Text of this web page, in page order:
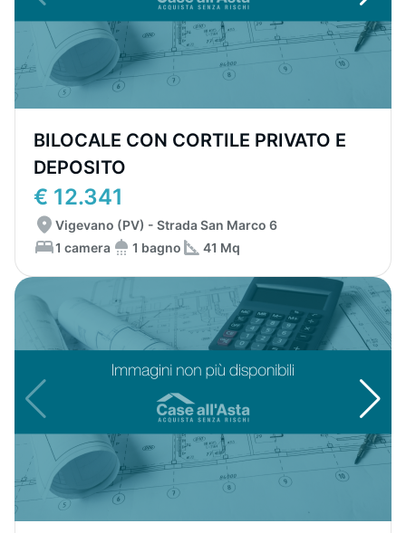
BILOCALE CON CORTILE PRIVATO E
DEPOSITO
€ 12.341
Vigevano (PV) - Strada San Marco 6
1 camera
1 bagno 41 Mq